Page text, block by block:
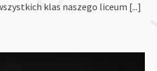
klas naszego liceum [...]